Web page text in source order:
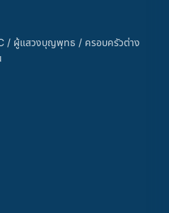
/ ผู้แสวงบุญพุทธ / ครอบครัวต่าง